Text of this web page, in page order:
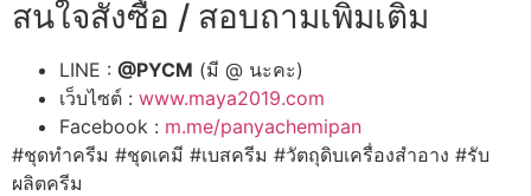
สนใจสั่งซื้อ / สอบถามเพิ่มเติม
LINE : @PYCM (มี @ นะคะ)
เว็บไซต์ : www.maya2019.com
Facebook : m.me/panyachemipan
#ชุดทำครีม #ชุดเคมี #เบสครีม #วัตถุดิบเครื่องสำอาง #รับ
ผลิตครีม